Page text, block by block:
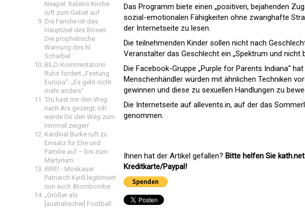
Neapel: Italiens Kirche
ruft zum Gebet auf
Die Familie ist das
Hauptziel des Bösen:
Die prophetische
Warnung des hl.
Scharbel
BILD-Kommentatorin
Ruhs fordert „Festung
Europa“: „Es geht nicht
mehr anders“
'Du hast mir den Weg
nach Ars gezeigt; ich
werde Dir den Weg zum
Himmel zeigen'
Kardinal Burke ruft zu
Einsatz für Ehe und
Familie auf – bis zum
Martyrium
IRRE! - Moskauer
Patriarch Kyrill legitimiert
nun auch Atombombe
„Größer als
[australischer] Football:
Das Programm biete einen „positiven, bejahenden
sozial-emotionalen Fähigkeiten ohne zwanghafte
der Internetseite zu lesen.
Die teilnehmenden Kinder sollen nicht nach
Veranstalter das Geschlecht ein „Spektrum und nicht
Die Facebook-Gruppe „Purple for Parents Indiana“
Menschenhändler würden mit ähnlichen Techniken
gewinnen und diese zu sexuellen Handlungen zu
Die Internetseite auf allevents.in, auf der das
genommen.
Ihnen hat der Artikel gefallen? Bitte helfen Sie
Kreditkarte/Paypal!